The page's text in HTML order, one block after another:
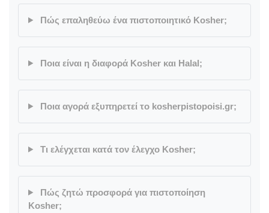
Πώς επαληθεύω ένα πιστοποιητικό Kosher;
Ποια είναι η διαφορά Kosher και Halal;
Ποια αγορά εξυπηρετεί το kosherpistopoisi.gr;
Τι ελέγχεται κατά τον έλεγχο Kosher;
Πώς ζητώ προσφορά για πιστοποίηση
Kosher;